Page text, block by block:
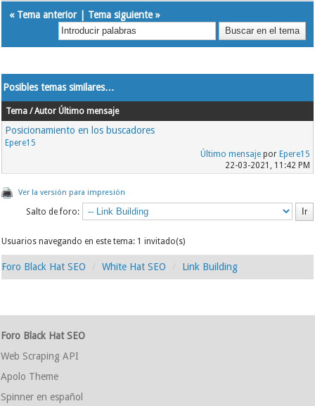
« Tema anterior| Tema siguiente»
Posibles temas similares…
Tema / Autor Último mensaje
Posicionamiento en los buscadores
Epere15
Último mensajepor Epere15
22-03-2021, 11:42 PM
Ver la versión para impresión
Salto de foro:
Usuarios navegando en este tema: 1 invitado(s)
Foro Black Hat SEO White Hat SEO Link Building
Foro Black Hat SEO
Web Scraping API
Apolo Theme
Spinner en español